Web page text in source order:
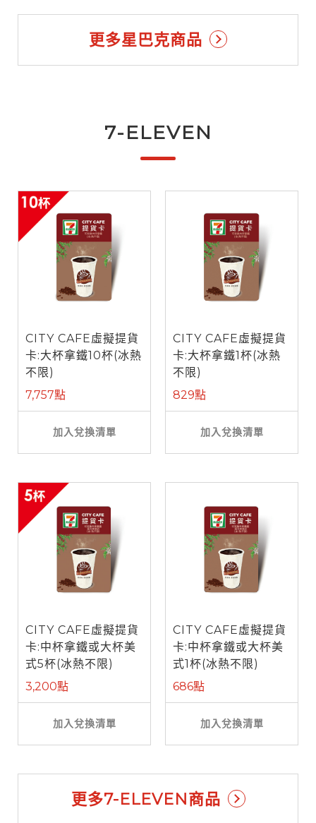
更多星巴克商品
7-ELEVEN
CITY CAFE虛擬提貨
卡:大杯拿鐵10杯(冰熱
不限)
7,757點
加入兌換清單
CITY CAFE虛擬提貨
卡:大杯拿鐵1杯(冰熱
不限)
829點
加入兌換清單
CITY CAFE虛擬提貨
卡:中杯拿鐵或大杯美
式5杯(冰熱不限)
3,200點
加入兌換清單
CITY CAFE虛擬提貨
卡:中杯拿鐵或大杯美
式1杯(冰熱不限)
686點
加入兌換清單
更多7-ELEVEN商品